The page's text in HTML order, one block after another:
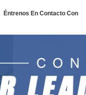
Éntrenos En Contacto Con